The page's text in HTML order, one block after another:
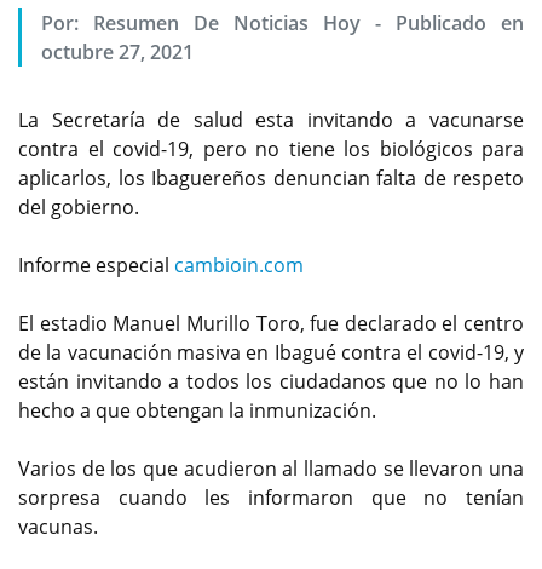
Por: Resumen De Noticias Hoy - Publicado en
octubre 27, 2021
La Secretaría de salud esta invitando a vacunarse
contra el covid-19, pero no tiene los biológicos para
aplicarlos, los Ibaguereños denuncian falta de respeto
del gobierno.
Informe especial cambioin.com
El estadio Manuel Murillo Toro, fue declarado el centro
de la vacunación masiva en Ibagué contra el covid-19, y
están invitando a todos los ciudadanos que no lo han
hecho a que obtengan la inmunización.
Varios de los que acudieron al llamado se llevaron una
sorpresa cuando les informaron que no tenían
vacunas.